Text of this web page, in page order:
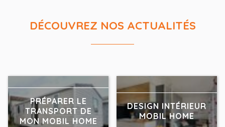
DÉCOUVREZ NOS ACTUALITÉS
PRÉPARER LE
TRANSPORT DE
MON MOBIL HOME
DESIGN INTÉRIEUR
MOBIL HOME